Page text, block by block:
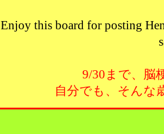
Enjoy this board for posting
9/30まで、脳
自分でも、そんな